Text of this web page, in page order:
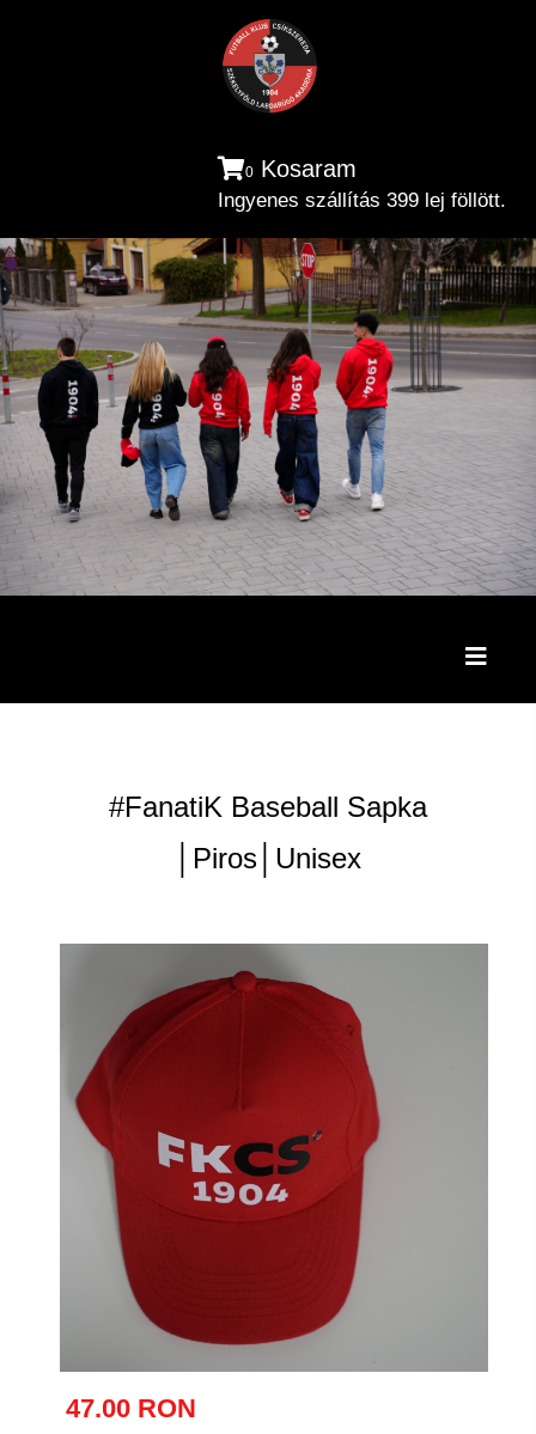
0 Kosaram
Ingyenes szállítás 399 lej föllött.
Toggle
#FanatiK Baseball Sapka
│Piros│Unisex
47.00 RON